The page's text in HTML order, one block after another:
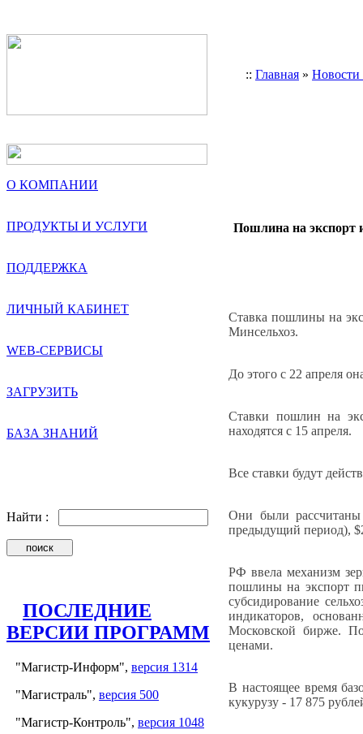
:: Главная »
О КОМПАНИИ
ПРОДУКТЫ И УСЛУГИ
ПОДДЕРЖКА
ЛИЧНЫЙ КАБИНЕТ
WEB-СЕРВИСЫ
ЗАГРУЗИТЬ
БАЗА ЗНАНИЙ
Найти :
ПОСЛЕДНИЕ
ВЕРСИИ ПРОГРАММ
"Магистр-Информ", версия 1314
"Магистраль", версия 500
"Магистр-Контроль", версия 1048
Пошлина на экспорт
Ставка пошлины на
Минсельхоз.
До этого с 22 апреля
Ставки пошлин на
находятся с 15 апреля.
Все ставки будут
Они были
предыдущий период),
РФ ввела механизм
пошлины на экспорт
субсидирование
индикаторов,
Московской бирже.
ценами.
В настоящее время
кукурузу - 17 875